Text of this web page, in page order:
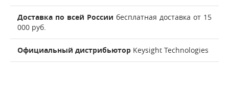
Доставка по всей России бесплатная доставка от 15
000 руб.
Официальный дистрибьютор Keysight Technologies